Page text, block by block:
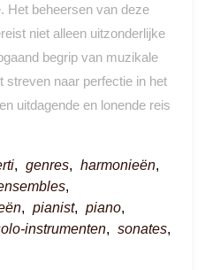
Het beheersen van deze
niet alleen uitzonderlijke
begrip van muzikale
streven naar perfectie in het
uitdagende en lonende reis
, genres, harmonieën,
,
, pianist, piano,
instrumenten, sonates,